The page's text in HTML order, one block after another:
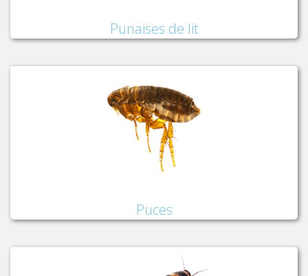
Punaises de lit
Puces